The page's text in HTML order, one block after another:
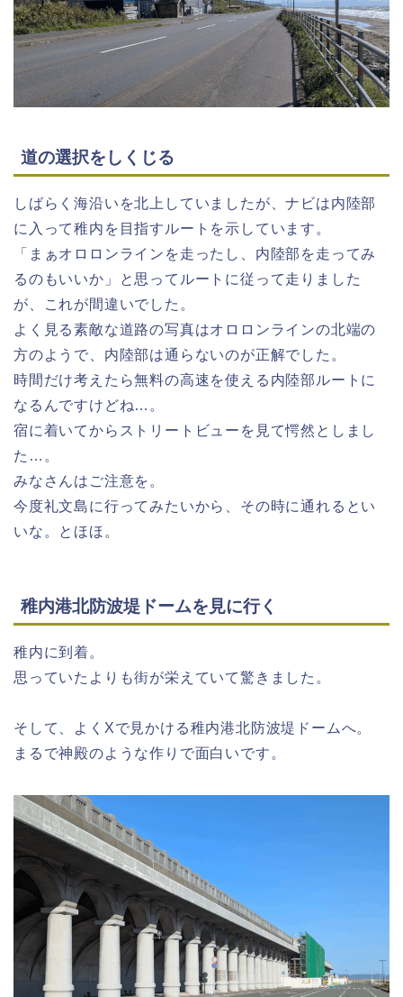
道の選択をしくじる
しばらく海沿いを北上していましたが、ナビは内陸部
に入って稚内を目指すルートを示しています。
「まぁオロロンラインを走ったし、内陸部を走ってみ
るのもいいか」と思ってルートに従って走りました
が、これが間違いでした。
よく見る素敵な道路の写真はオロロンラインの北端の
方のようで、内陸部は通らないのが正解でした。
時間だけ考えたら無料の高速を使える内陸部ルートに
なるんですけどね…。
宿に着いてからストリートビューを見て愕然としまし
た…。
みなさんはご注意を。
今度礼文島に行ってみたいから、その時に通れるとい
いな。とほほ。
稚内港北防波堤ドームを見に行く
稚内に到着。
思っていたよりも街が栄えていて驚きました。
そして、よくXで見かける稚内港北防波堤ドームへ。
まるで神殿のような作りで面白いです。